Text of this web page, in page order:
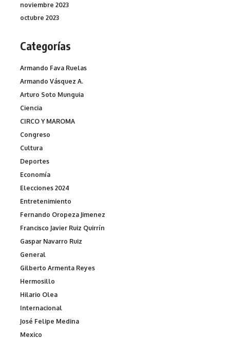
noviembre 2023
octubre 2023
Categorías
Armando Fava Ruelas
Armando Vásquez A.
Arturo Soto Munguia
Ciencia
CIRCO Y MAROMA
Congreso
Cultura
Deportes
Economía
Elecciones 2024
Entretenimiento
Fernando Oropeza Jimenez
Francisco Javier Ruiz Quirrín
Gaspar Navarro Ruiz
General
Gilberto Armenta Reyes
Hermosillo
Hilario Olea
Internacional
José Felipe Medina
Mexico